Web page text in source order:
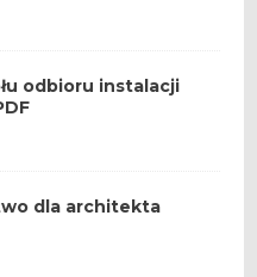
odbioru instalacji
dla architekta